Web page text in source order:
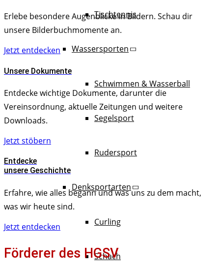
Tischtennis
Wassersporten
Schwimmen & Wasserball
Segelsport
Rudersport
Denksportarten
Curling
Schach
Erlebe besondere Augenblicke in Bildern. Schau dir
unsere Bilderbuchmomente an.
Jetzt entdecken
Unsere Dokumente
Entdecke wichtige Dokumente, darunter die
Vereinsordnung, aktuelle Zeitungen und weitere
Downloads.
Jetzt stöbern
Entdecke
unsere Geschichte
Erfahre, wie alles begann und was uns zu dem macht,
was wir heute sind.
Jetzt entdecken
Förderer des HGSV